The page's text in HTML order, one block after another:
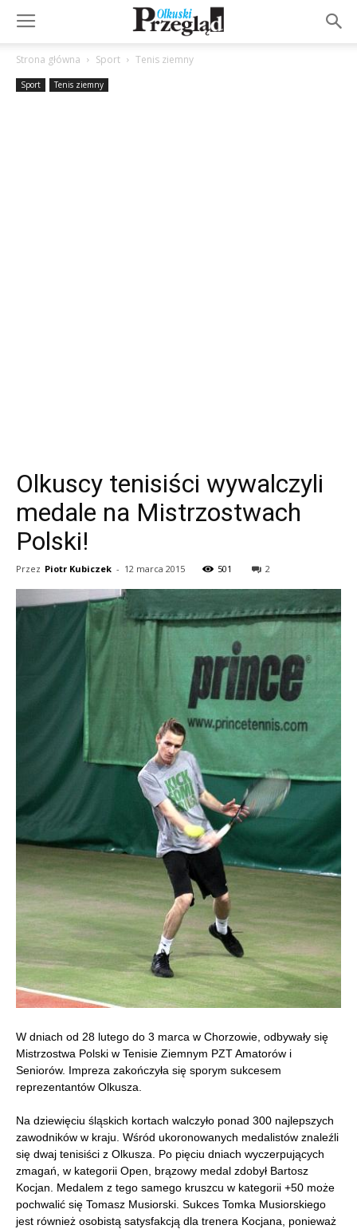
Strona główna Sport Tenis ziemny
Sport Tenis ziemny
Olkuscy tenisiści wywalczyli
medale na Mistrzostwach
Polski!
Przez Piotr Kubiczek - 12 marca 2015 501 2
W dniach od 28 lutego do 3 marca w Chorzowie, odbywały się
Mistrzostwa Polski w Tenisie Ziemnym PZT Amatorów i
Seniorów. Impreza zakończyła się sporym sukcesem
reprezentantów Olkusza.
Na dziewięciu śląskich kortach walczyło ponad 300 najlepszych
zawodników w kraju. Wśród ukoronowanych medalistów znaleźli
się dwaj tenisiści z Olkusza. Po pięciu dniach wyczerpujących
zmagań, w kategorii Open, brązowy medal zdobył Bartosz
Kocjan. Medalem z tego samego kruszcu w kategorii +50 może
pochwalić się Tomasz Musiorski. Sukces Tomka Musiorskiego
jest również osobistą satysfakcją dla trenera Kocjana, ponieważ